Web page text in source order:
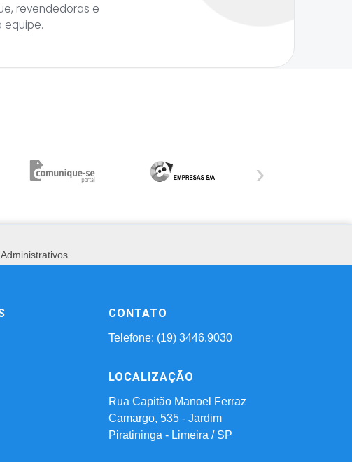
revendedoras e
equipe.
›
CONTATO
Telefone: (19) 3446.9030
LOCALIZAÇÃO
Rua Capitão Manoel Ferraz
Camargo, 535 - Jardim
Piratininga - Limeira / SP